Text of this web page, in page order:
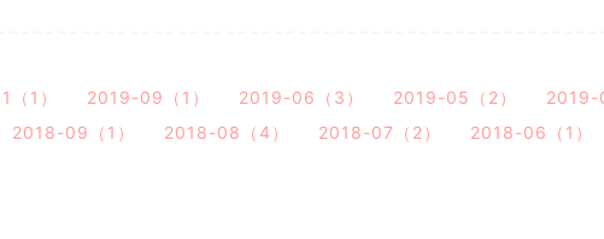
1） 2019-09（1） 2019-06（3） 2019-05（2） 2019-
2018-09（1） 2018-08（4） 2018-07（2） 2018-06（1）